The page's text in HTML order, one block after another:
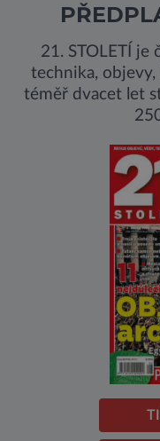
21. STOLETÍ je
technika,
téměř dvacet let